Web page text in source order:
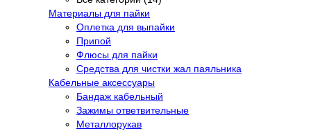
Материалы для пайки
Оплетка для выпайки
Припой
Флюсы для пайки
Средства для чистки жал паяльника
Кабельные аксессуары
Бандаж кабельный
Зажимы ответвительные
Металлорукав